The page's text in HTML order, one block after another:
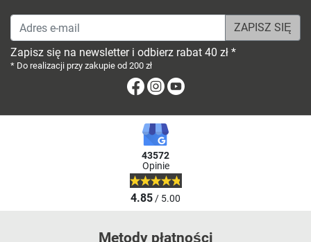
Adres e-mail
Zapisz się na newsletter i odbierz rabat 40 zł *
* Do realizacji przy zakupie od 200 zł
FacebookInstagram
43572
Opinie
4.85/ 5.00
Metody płatności